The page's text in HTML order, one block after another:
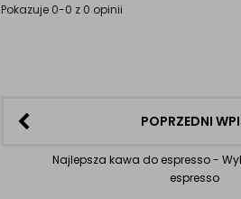
Pokazuje 0-0 z 0 opinii
POPRZEDNI
Najlepsza kawa do espresso -
espresso